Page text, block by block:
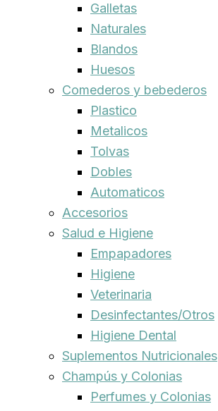
Galletas
Naturales
Blandos
Huesos
Comederos y bebederos
Plastico
Metalicos
Tolvas
Dobles
Automaticos
Accesorios
Salud e Higiene
Empapadores
Higiene
Veterinaria
Desinfectantes/Otros
Higiene Dental
Suplementos Nutricionales
Champús y Colonias
Perfumes y Colonias